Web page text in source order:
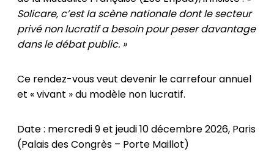
Solicare, c’est la scène nationale dont le secteur
privé non lucratif a besoin pour peser davantage
dans le débat public. »
Ce rendez-vous veut devenir le carrefour annuel
et « vivant » du modèle non lucratif.
Date : mercredi 9 et jeudi 10 décembre 2026, Paris
(Palais des Congrès – Porte Maillot)